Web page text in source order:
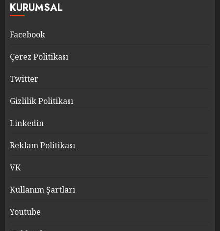
KURUMSAL
Facebook
Çerez Politikası
Twitter
Gizlilik Politikası
Linkedin
Reklam Politikası
VK
Kullanım Şartları
Youtube